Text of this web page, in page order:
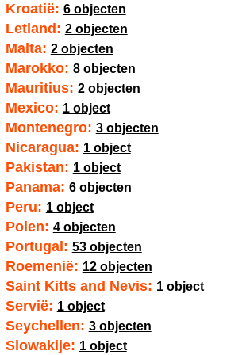
Kroatië: 6 objecten
Letland: 2 objecten
Malta: 2 objecten
Marokko: 8 objecten
Mauritius: 2 objecten
Mexico: 1 object
Montenegro: 3 objecten
Nicaragua: 1 object
Pakistan: 1 object
Panama: 6 objecten
Peru: 1 object
Polen: 4 objecten
Portugal: 53 objecten
Roemenië: 12 objecten
Saint Kitts and Nevis: 1 object
Servië: 1 object
Seychellen: 3 objecten
Slowakije: 1 object